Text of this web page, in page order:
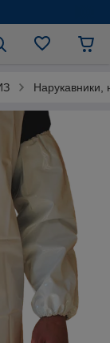
Нарукавники,